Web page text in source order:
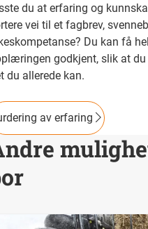
du at erfaring og
vei til et fagbrev,
Du kan få
godkjent, slik at
du allerede kan.
av erfaring